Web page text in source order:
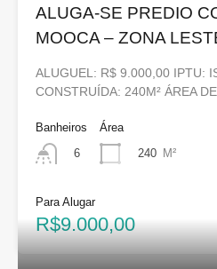
ALUGA-SE PREDIO
MOOCA – ZONA
ALUGUEL: R$ 9.000,00 IPTU:
CONSTRUÍDA: 240M² ÁREA
Banheiros
6
Área
240 M²
Para Alugar
R$9.000,00